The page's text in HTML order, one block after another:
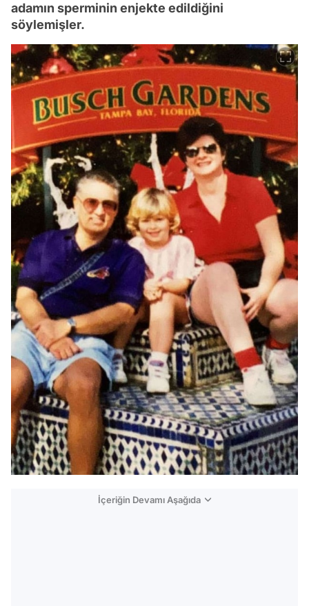
adamın sperminin enjekte edildiğini
söylemişler.
İçeriğin Devamı Aşağıda